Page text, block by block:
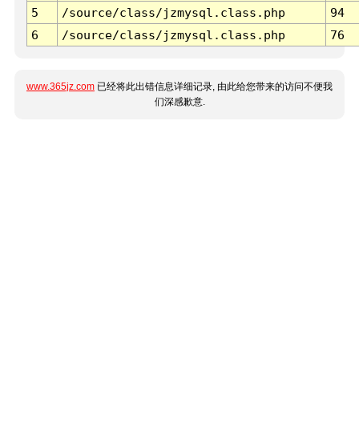
5
/source/class/jzmysql.class.php
94
6
/source/class/jzmysql.class.php 76
www.365jz.com 已经将此出错信息详细记录, 由此给您带来的访问不便我
们深感歉意.